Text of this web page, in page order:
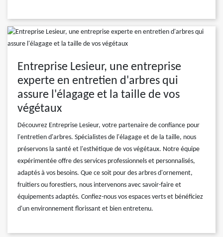
Entreprise Lesieur, une entreprise
experte en entretien d'arbres qui
assure l'élagage et la taille de vos
végétaux
Découvrez Entreprise Lesieur, votre partenaire de confiance pour
l'entretien d'arbres. Spécialistes de l'élagage et de la taille, nous
préservons la santé et l'esthétique de vos végétaux. Notre équipe
expérimentée offre des services professionnels et personnalisés,
adaptés à vos besoins. Que ce soit pour des arbres d'ornement,
fruitiers ou forestiers, nous intervenons avec savoir-faire et
équipements adaptés. Confiez-nous vos espaces verts et bénéficiez
d'un environnement florissant et bien entretenu.